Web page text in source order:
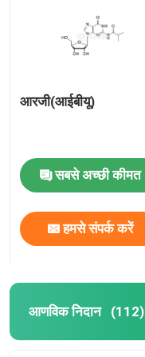
आरजी(आईबीयू)
सबसे अच्छी कीमत
हमसे संपर्क करें
आणविक निदान (112)